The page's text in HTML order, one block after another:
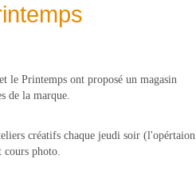
le Printemps ont proposé un magasin
de la marque.
créatifs chaque jeudi soir (l'opértaion
cours photo.